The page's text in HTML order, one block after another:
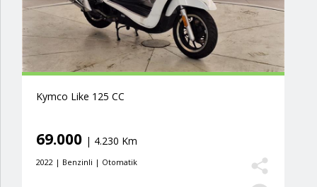
Kymco Like 125 CC
69.000 | 4.230 Km
2022 | Benzinli | Otomatik